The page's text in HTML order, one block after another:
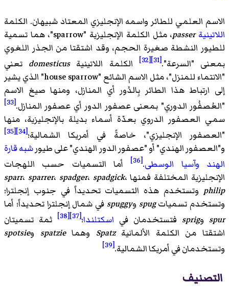
الاسم العلمي للطائر واسمه الإنجليزي المعتاد شبيهان. الكلمة
اللاتينية passer
، مثل الكلمة الإنجليزية "sparrow"، هما تسمية
للطيور النشطة صغيرة الحجم، وقد اشتقتا من الجذر اللغوي
بمعنى "السرعة".[31]
[32] الكلمة اللاتينيةdomesticus تعني
"الانتماء للمنزل"، مثل الاسم الشائع "house sparrow" الذي يشير
إلى ارتباط هذا الطائر بِالدُور أي المنازل، ومنها صيغ الاسم
"العُصفُور الدوري" بمعنى عصفور الدور أي عصفور المنازل.[33]
سمي العصفور الدروي بعدّة أسماء بديلة بالإنجليزية، منها
"العصفور الإنجليزي"، خاصةً في أمريكا الشمالية؛[34]
[35]
و"العصفور الهندي" أو "عصفور الدور الهندي" على طيورشبه قارة
الهند
وآسيا الوسطى.
[36]
أما التسميات حسب اللهجات
الإنجليزية المختلفة فمنها
sparr، sparrer، spadger، spadgick،
philipوتستخدم هذه التسميات تحديداً في جنوب إنجلترا؛
وتستخدم تسمياتspug وspuggy في شمال إنجلترا تحديداً؛ أما
spur وsprig فتستخدمان في اسكتلندا؛[37]
[38]
ثمة تسميتان
اشتقتا من الكلمة الألمانيةSpatz وهماspatzie وspotsie
وتستخدمان في أمريكا الشمالية.[39]
التصنيف